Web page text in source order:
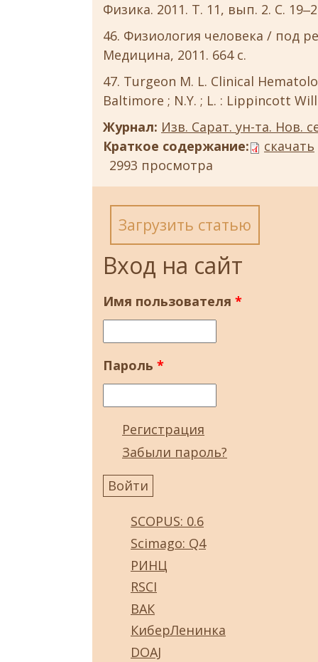
Физика. 2011. Т. 11, вып. 2. С.
Физиология человека / под
Медицина, 2011. 664 с.
Turgeon M. L. Clinical
Baltimore ; N.Y. ; L. : Lippincott
Журнал: Изв. Сарат. ун-та. Нов.
Краткое содержание:
скачать
2993 просмотра
Загрузить статью
Вход на сайт
Имя пользователя *
Пароль *
Регистрация
Забыли пароль?
SCOPUS: 0.6
Scimago: Q4
РИНЦ
RSCI
ВАК
КиберЛенинка
DOAJ